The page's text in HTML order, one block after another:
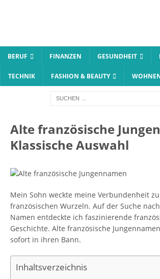
BERUF FINANZEN GESUNDHEIT
TECHNIK FASHION & BEAUTY
Alte französische
Klassische Auswahl
Mein Sohn weckte meine Verbundenheit
französischen Wurzeln. Auf der Suche
Namen entdeckte ich faszinierende
Geschichte. Alte französische
sofort in ihren Bann.
Inhaltsverzeichnis